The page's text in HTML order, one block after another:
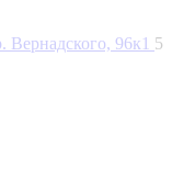
Вернадского, 96к1 5